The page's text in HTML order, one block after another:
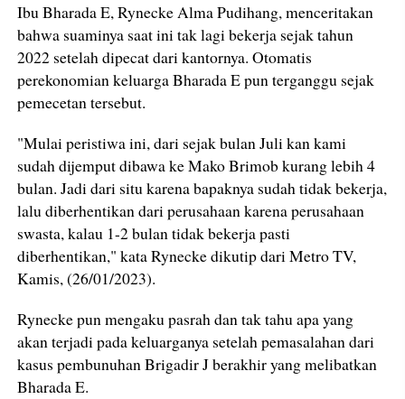
Ibu Bharada E, Rynecke Alma Pudihang, menceritakan
bahwa suaminya saat ini tak lagi bekerja sejak tahun
2022 setelah dipecat dari kantornya. Otomatis
perekonomian keluarga Bharada E pun terganggu sejak
pemecetan tersebut.
"Mulai peristiwa ini, dari sejak bulan Juli kan kami
sudah dijemput dibawa ke Mako Brimob kurang lebih 4
bulan. Jadi dari situ karena bapaknya sudah tidak bekerja,
lalu diberhentikan dari perusahaan karena perusahaan
swasta, kalau 1-2 bulan tidak bekerja pasti
diberhentikan," kata Rynecke dikutip dari Metro TV,
Kamis, (26/01/2023).
Rynecke pun mengaku pasrah dan tak tahu apa yang
akan terjadi pada keluarganya setelah pemasalahan dari
kasus pembunuhan Brigadir J berakhir yang melibatkan
Bharada E.